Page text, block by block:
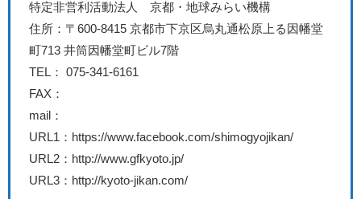
特定非営利活動法人 京都・地球みらい機構
住所：〒600-8415 京都市下京区烏丸通松原上る因幡堂
町713 井筒因幡堂町ビル7階
TEL： 075-341-6161
FAX：
mail：
URL1：https://www.facebook.com/shimogyojikan/
URL2：http://www.gfkyoto.jp/
URL3：http://kyoto-jikan.com/